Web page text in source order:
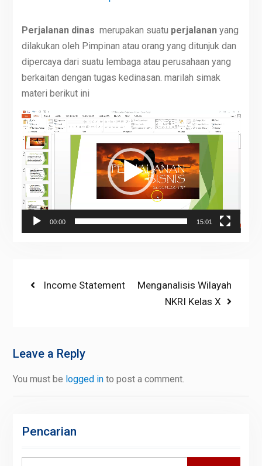
Perjalanan dinas merupakan suatu perjalananyang
dilakukan oleh Pimpinan atau orang yang ditunjuk dan
dipercaya dari suatu lembaga atau perusahaan yang
berkaitan dengan tugas kedinasan. marilah simak
materi berikut ini
Video
Player
00:00 15:01
PostPrevious
Income Statement
Next
Menganalisis Wilayah
NKRI Kelas X
Leave a Reply
You must be logged into post a comment.
Pencarian